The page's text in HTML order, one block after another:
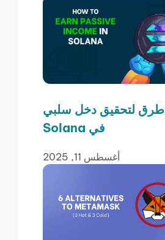
3+1 طرق لتحقيق دخل سلبي
في Solana
أغسطس 11, 2025